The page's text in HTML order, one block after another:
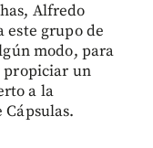
Alfredo
este grupo de
modo, para
propiciar un
a la